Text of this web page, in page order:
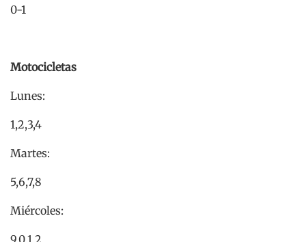
0-1
Motocicletas
Lunes:
1,2,3,4
Martes:
5,6,7,8
Miércoles: